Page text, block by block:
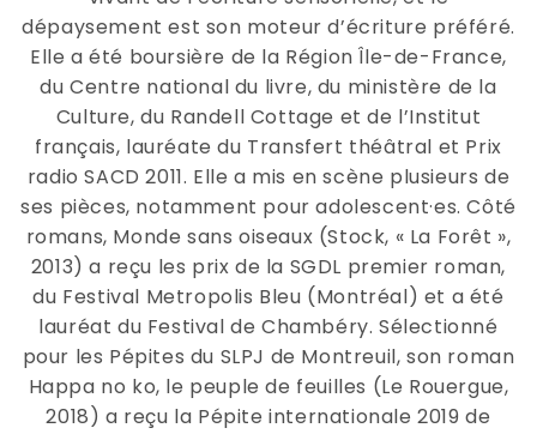
dépaysement est son moteur d’écriture préféré.
Elle a été boursière de la Région Île-de-France,
du Centre national du livre, du ministère de la
Culture, du Randell Cottage et de l’Institut
français, lauréate du Transfert théâtral et Prix
radio SACD 2011. Elle a mis en scène plusieurs de
ses pièces, notamment pour adolescent·es. Côté
romans, Monde sans oiseaux (Stock, « La Forêt »,
2013) a reçu les prix de la SGDL premier roman,
du Festival Metropolis Bleu (Montréal) et a été
lauréat du Festival de Chambéry. Sélectionné
pour les Pépites du SLPJ de Montreuil, son roman
Happa no ko, le peuple de feuilles (Le Rouergue,
2018) a reçu la Pépite internationale 2019 de